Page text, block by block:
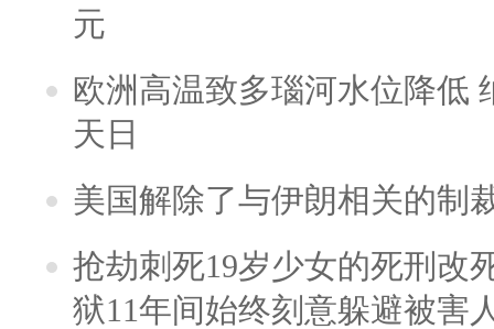
元
欧洲高温致多瑙河水位降低
天日
美国解除了与伊朗相关的制
抢劫刺死19岁少女的死刑改
狱11年间始终刻意躲避被害